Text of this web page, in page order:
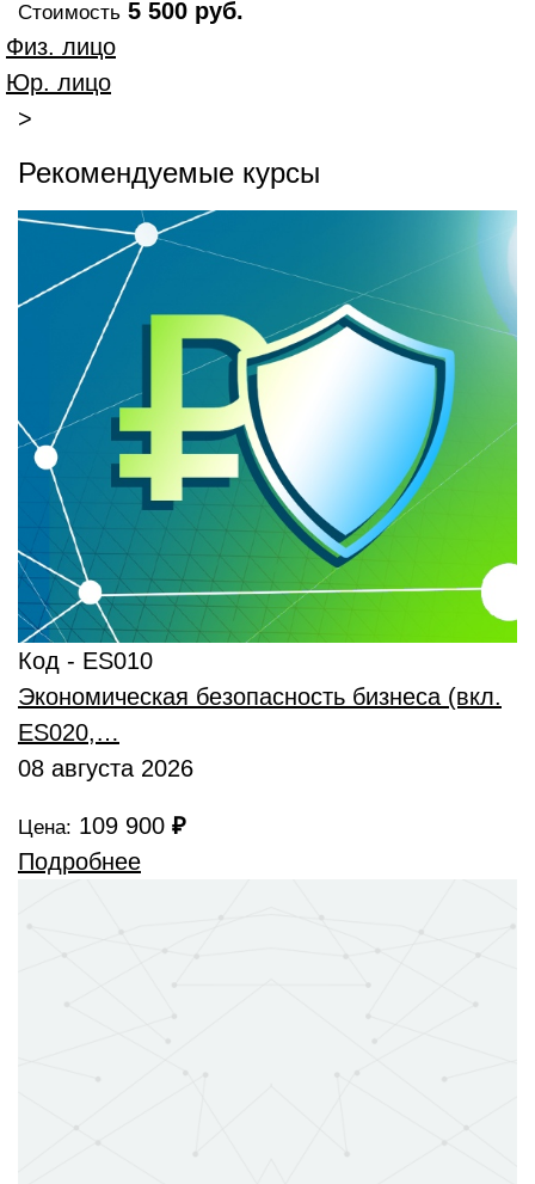
Стоимость 5 500 руб.
Физ. лицо
Юр. лицо
>
Рекомендуемые курсы
Код - ES010
Экономическая безопасность бизнеса (вкл.
ES020,…
08 августа 2026
Цена: 109 900 ₽
Подробнее